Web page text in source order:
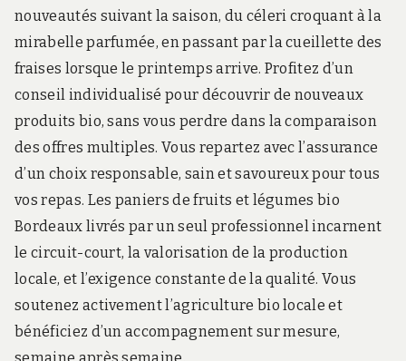
nouveautés suivant la saison, du céleri croquant à la
mirabelle parfumée, en passant par la cueillette des
fraises lorsque le printemps arrive. Profitez d’un
conseil individualisé pour découvrir de nouveaux
produits bio, sans vous perdre dans la comparaison
des offres multiples. Vous repartez avec l’assurance
d’un choix responsable, sain et savoureux pour tous
vos repas. Les paniers de fruits et légumes bio
Bordeaux livrés par un seul professionnel incarnent
le circuit-court, la valorisation de la production
locale, et l’exigence constante de la qualité. Vous
soutenez activement l’agriculture bio locale et
bénéficiez d’un accompagnement sur mesure,